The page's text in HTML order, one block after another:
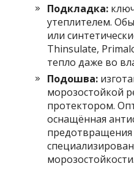
Подкладка:
утеплителем.
или
Thinsulate,
тепло даже во
Подошва:
морозостойкой
протектором.
оснащённая
предотвращения
морозостойкости.